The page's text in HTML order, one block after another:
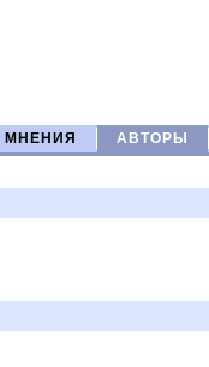
МНЕНИЯ АВТОРЫ